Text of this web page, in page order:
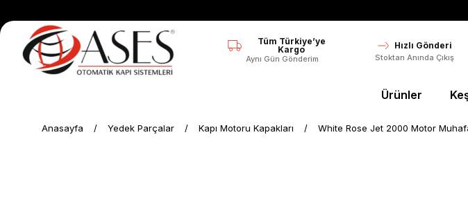
Tüm Türkiye’ye
Kargo
Aynı Gün Gönderim
Hızlı Gönderi
Stoktan Anında Çıkış
Ürünler
Anasayfa Yedek Parçalar Kapı Motoru Kapakları White Rose Jet 2000 Motor